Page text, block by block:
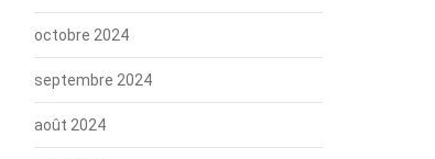
octobre 2024
septembre 2024
août 2024